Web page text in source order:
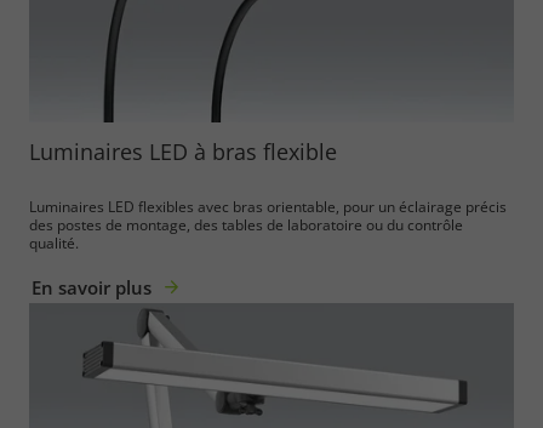
Luminaires LED à bras flexible
Luminaires LED flexibles avec bras orientable, pour un éclairage précis
des postes de montage, des tables de laboratoire ou du contrôle
qualité.
En savoir plus